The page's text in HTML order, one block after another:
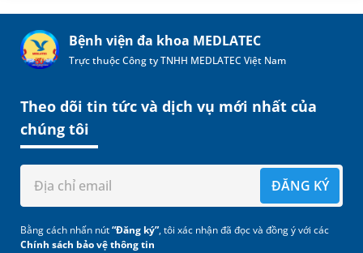
Bệnh viện đa khoa MEDLATEC
Trực thuộc Công ty TNHH MEDLATEC Việt Nam
Theo dõi tin tức và dịch vụ mới nhất của
chúng tôi
ĐĂNG KÝ
Bằng cách nhấn nút“Đăng ký”, tôi xác nhận đã đọc và đồng ý với các
Chính sách bảo vệ thông tin